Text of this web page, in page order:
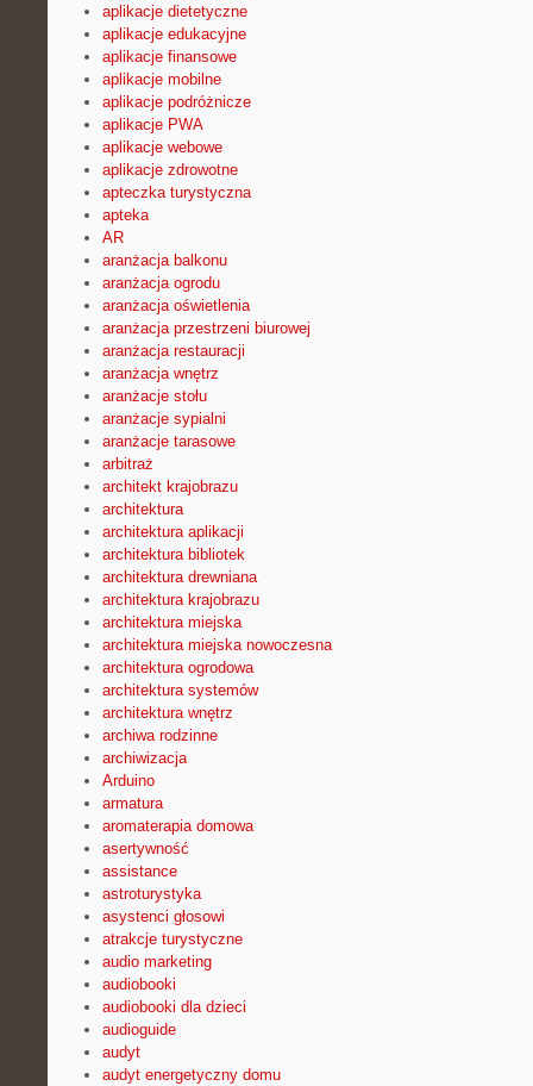
aplikacje dietetyczne
aplikacje edukacyjne
aplikacje finansowe
aplikacje mobilne
aplikacje podróżnicze
aplikacje PWA
aplikacje webowe
aplikacje zdrowotne
apteczka turystyczna
apteka
AR
aranżacja balkonu
aranżacja ogrodu
aranżacja oświetlenia
aranżacja przestrzeni biurowej
aranżacja restauracji
aranżacja wnętrz
aranżacje stołu
aranżacje sypialni
aranżacje tarasowe
arbitraż
architekt krajobrazu
architektura
architektura aplikacji
architektura bibliotek
architektura drewniana
architektura krajobrazu
architektura miejska
architektura miejska nowoczesna
architektura ogrodowa
architektura systemów
architektura wnętrz
archiwa rodzinne
archiwizacja
Arduino
armatura
aromaterapia domowa
asertywność
assistance
astroturystyka
asystenci głosowi
atrakcje turystyczne
audio marketing
audiobooki
audiobooki dla dzieci
audioguide
audyt
audyt energetyczny domu